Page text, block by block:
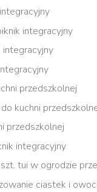
integracyjny
integracyjny
przedszkolnej
kuchni
przedszkolnej
integracyjny
tui w ogrodzie
ciastek i